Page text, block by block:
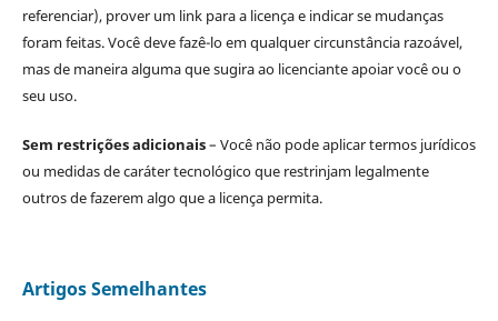
referenciar), prover um link para a licença e indicar se mudanças
foram feitas. Você deve fazê-lo em qualquer circunstância razoável,
mas de maneira alguma que sugira ao licenciante apoiar você ou o
seu uso.
Sem restrições adicionais– Você não pode aplicar termos jurídicos
ou medidas de caráter tecnológico que restrinjam legalmente
outros de fazerem algo que a licença permita.
Artigos Semelhantes